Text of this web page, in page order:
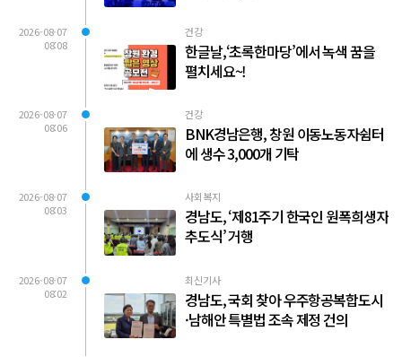
2026-08-07
08:08
건강
한글날,‘초록한마당’에서 녹색 꿈을
펼치세요~!
2026-08-07
08:06
건강
BNK경남은행, 창원 이동노동자쉼터
에 생수 3,000개 기탁
2026-08-07
08:03
사회복지
경남도, ‘제81주기 한국인 원폭희생자
추도식’ 거행
2026-08-07
08:02
최신기사
경남도, 국회 찾아 우주항공복합도시
·남해안 특별법 조속 제정 건의